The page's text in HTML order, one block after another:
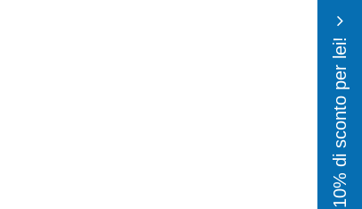
10% di sconto per lei!